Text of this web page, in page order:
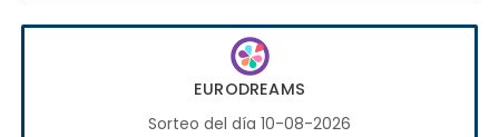
EURODREAMS
Sorteo del día 10-08-2026